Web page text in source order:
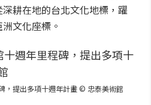
耕在地的台北文化地標，躍
文化座標。
，提出多項十週年計畫 © 忠泰美術館